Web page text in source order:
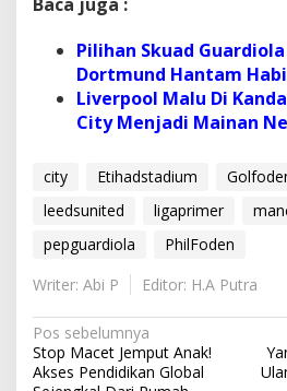
Pilihan Skuad
Dortmund Hantam
Liverpool Malu Di
City Menjadi Mainan
city Etihadstadium
leedsunited
ligaprimer
pepguardiola
PhilFoden
Writer: Abi P
Editor: H.A Putra
N
a
Pos sebelumnya
Stop Macet Jemput Anak!
Akses Pendidikan Global